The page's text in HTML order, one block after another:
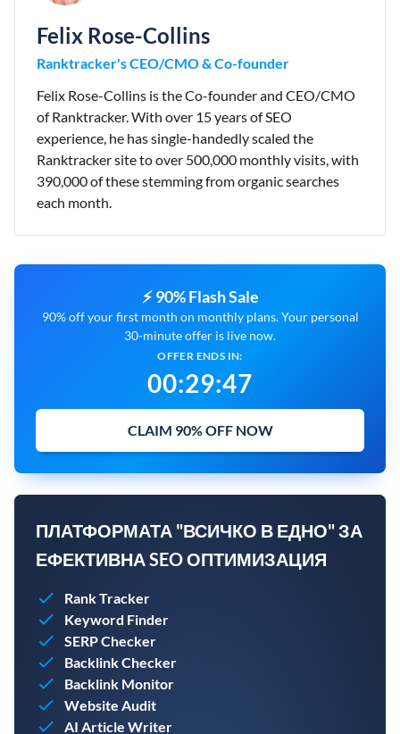
Felix Rose-Collins
Ranktracker's CEO/CMO & Co-founder
Felix Rose-Collins is the Co-founder and CEO/CMO
of Ranktracker. With over 15 years of SEO
experience, he has single-handedly scaled the
Ranktracker site to over 500,000 monthly visits, with
390,000 of these stemming from organic searches
each month.
⚡ 90% Flash Sale
90% off your first month on monthly plans. Your personal
30-minute offer is live now.
OFFER ENDS IN:
00:29:47
CLAIM 90% OFF NOW
ПЛАТФОРМАТА "ВСИЧКО В ЕДНО" ЗА
ЕФЕКТИВНА SEO ОПТИМИЗАЦИЯ
Rank Tracker
Keyword Finder
SERP Checker
Backlink Checker
Backlink Monitor
Website Audit
AI Article Writer